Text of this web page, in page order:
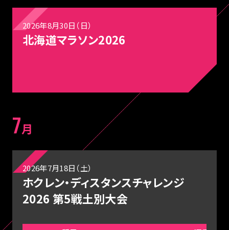
2026年8月30日（日）
北海道マラソン2026
7月
2026年7月18日（土）
ホクレン・ディスタンスチャレンジ
2026 第5戦土別大会